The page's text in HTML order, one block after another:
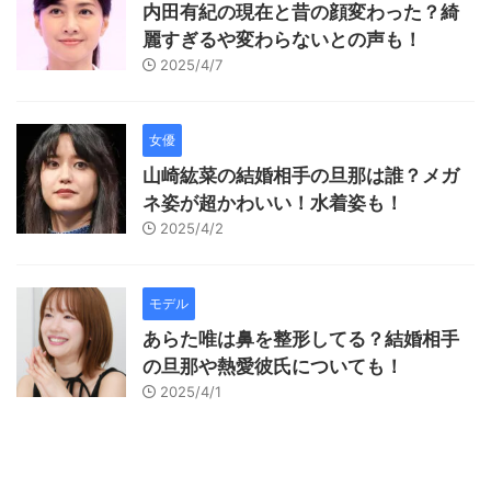
内田有紀の現在と昔の顔変わった？綺
麗すぎるや変わらないとの声も！
2025/4/7
女優
山崎紘菜の結婚相手の旦那は誰？メガ
ネ姿が超かわいい！水着姿も！
2025/4/2
モデル
あらた唯は鼻を整形してる？結婚相手
の旦那や熱愛彼氏についても！
2025/4/1